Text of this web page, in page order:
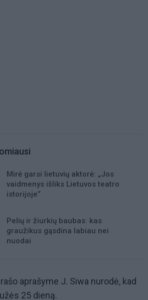
Mirė garsi lietuvių aktorė: „Jos
vaidmenys išliks Lietuvos teatro
istorijoje“
Pelių ir žiurkių baubas: kas
graužikus gąsdina labiau nei
nuodai
aprašyme J. Siwa nurodė, kad
25 dieną.